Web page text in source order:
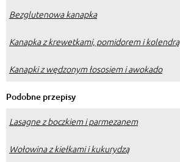
Bezglutenowa kanapka
Kanapka z krewetkami, pomidorem i kolendrą
Kanapki z wędzonym łososiem i awokado
Podobne przepisy
Lasagne z boczkiem i parmezanem
Wołowina z kiełkami i kukurydzą